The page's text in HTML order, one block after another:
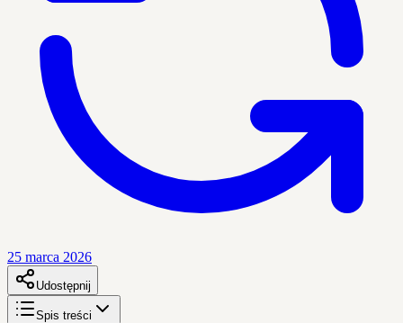
25 marca 2026
Udostępnij
Spis treści